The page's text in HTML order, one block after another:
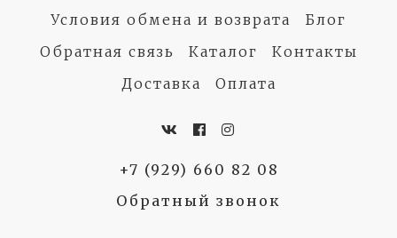
Условия обмена и возврата
Блог
Обратная связь
Каталог
Контакты
Доставка
Оплата
+7 (929) 660 82 08
Обратный звонок